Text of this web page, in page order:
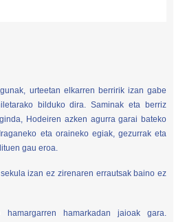
urteetan elkarren berririk izan gabe
bilduko dira. Saminak eta berriz
Hodeiren azken agurra garai bateko
eta oraineko egiak, gezurrak eta
gau eroa.
izan ez zirenaren errautsak baino ez
hamargarren hamarkadan jaioak gara.